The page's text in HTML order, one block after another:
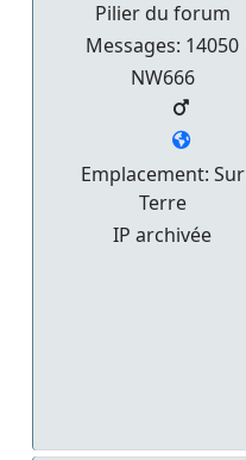
Pilier du forum
Messages: 14050
NW666
Emplacement: Sur
Terre
IP archivée